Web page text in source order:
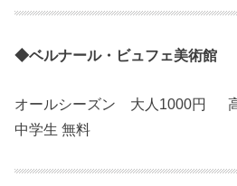
◆ベルナール・ビュフェ美術館
オールシーズン 大人1000円
中学生 無料